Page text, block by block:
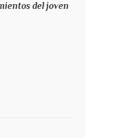
del joven